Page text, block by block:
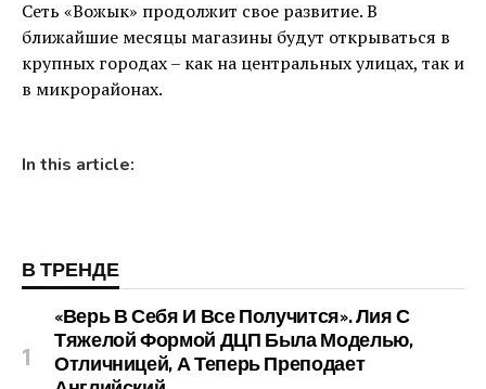
Сеть «Вожык» продолжит свое развитие. В
ближайшие месяцы магазины будут открываться в
крупных городах – как на центральных улицах, так и
в микрорайонах.
In this article:
В ТРЕНДЕ
«Верь В Себя И Все Получится». Лия С
Тяжелой Формой ДЦП Была Моделью,
Отличницей, А Теперь Преподает